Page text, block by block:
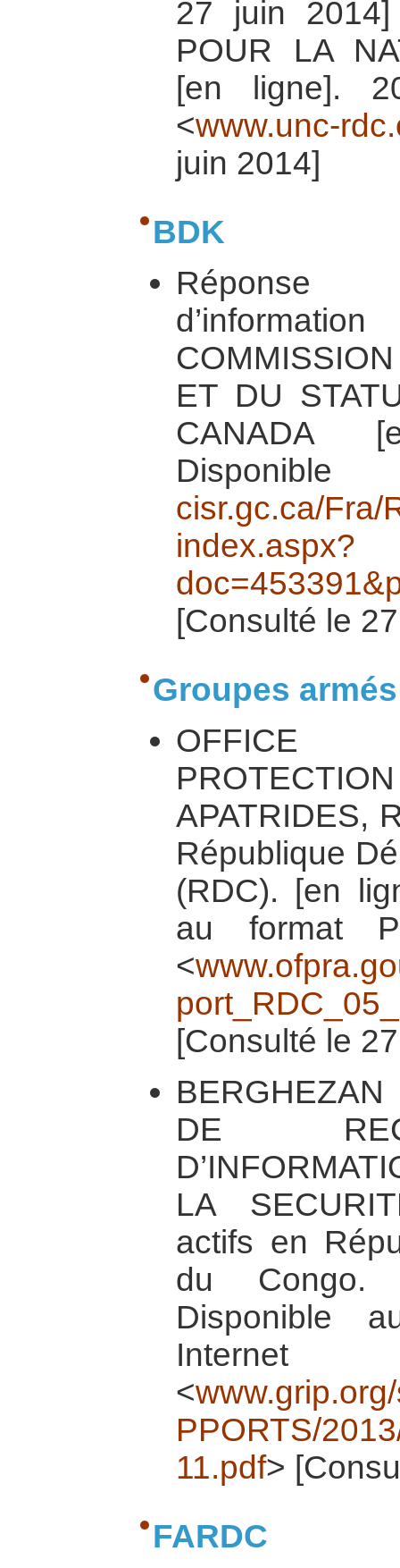
27 juin
POUR LA
[en ligne].
<www.unc-
juin 2014]
BDK
Réponse
ET DU
CANADA
cisr.gc.ca/Fra/
index.aspx?
[Consulté le
Groupes armés
OFFICE
APATRIDES,
République
(RDC). [en
au format
<
[Consulté le
DE
LA
actifs en
du Congo.
Disponible
<
PPORTS/
11.pdf>
FARDC